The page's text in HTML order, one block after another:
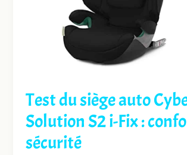
Test du siège auto
Solution S2 i-Fix :
sécurité